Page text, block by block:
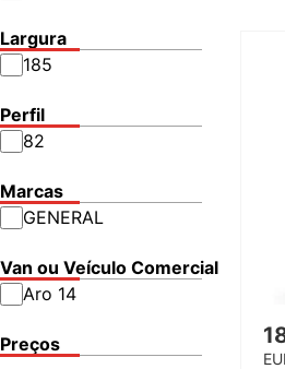
Largura
185
Perfil
82
Marcas
GENERAL
Van ou Veículo Comercial
Aro 14
Preços